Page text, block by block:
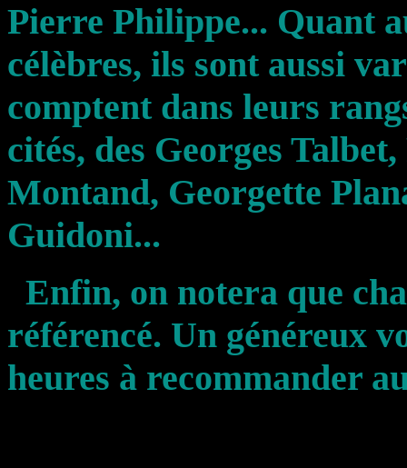
Pierre Philippe... Quant
célèbres, ils sont aussi
comptent dans leurs
cités, des Georges
Montand, Georgette
Guidoni...
Enfin, on notera que
référencé. Un généreux
heures à recommander